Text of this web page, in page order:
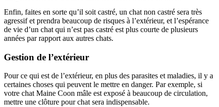
Enfin, faites en sorte qu’il soit castré, un chat non castré sera très
agressif et prendra beaucoup de risques à l’extérieur, et l’espérance
de vie d’un chat qui n’est pas castré est plus courte de plusieurs
années par rapport aux autres chats.
Gestion de l’extérieur
Pour ce qui est de l’extérieur, en plus des parasites et maladies, il y a
certaines choses qui peuvent le mettre en danger. Par exemple, si
votre chat Maine Coon mâle est exposé à beaucoup de circulation,
mettre une clôture pour chat sera indispensable.